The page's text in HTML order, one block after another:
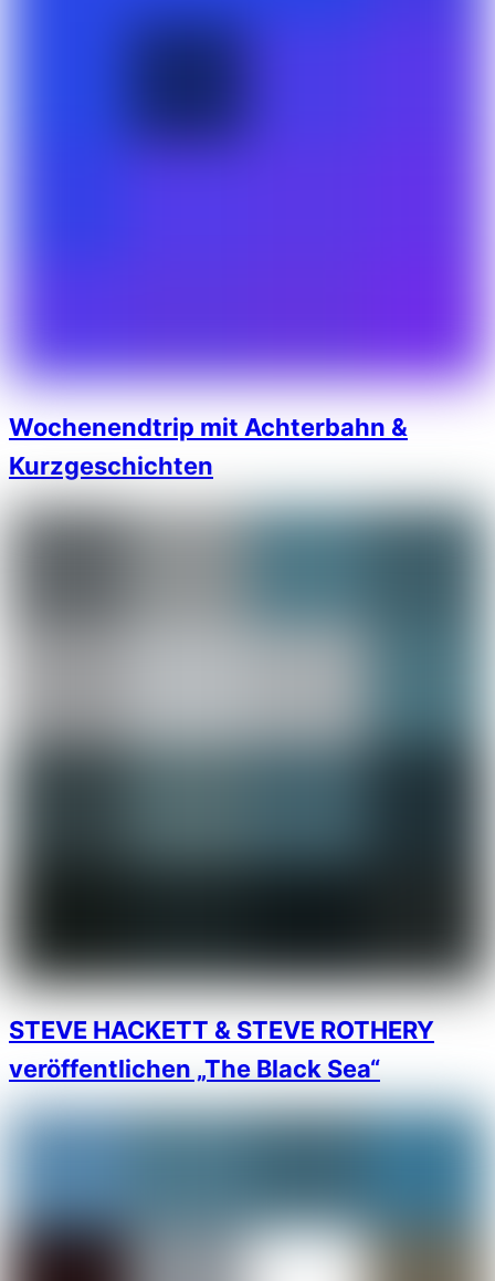
Wochenendtrip mit Achterbahn &
Kurzgeschichten
STEVE HACKETT & STEVE ROTHERY
veröffentlichen „The Black Sea“